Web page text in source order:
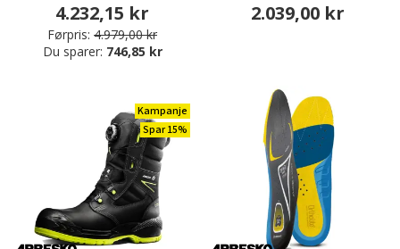
4.232,15 kr
Førpris: 4.979,00 kr
Du sparer: 746,85 kr
2.039,00 kr
Kampanje
Spar 15%